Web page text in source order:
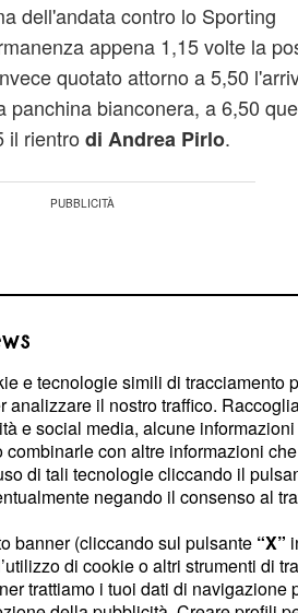
dell'andata contro lo Sporting
appena 1,15 volte la
quotato attorno a 5,50
panchina bianconera, a 6,50
il rientro di Andrea Pirlo.
è quotato a 15
e tecnologie simili di tracciamento
analizzare il nostro traffico.
e social media, alcune
combinarle con altre informazioni
di tali tecnologie cliccando il
negando il consenso al
banner (cliccando sul pulsante “X”
di cookie o altri strumenti di
trattiamo i tuoi dati di